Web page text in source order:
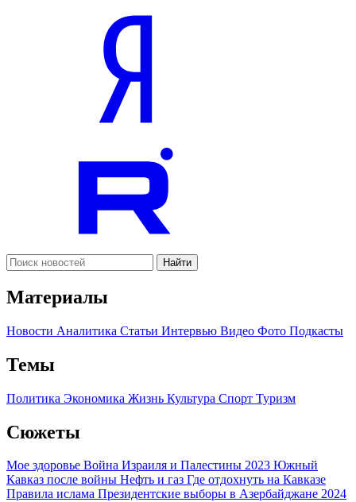
Найти
Материалы
Новости Аналитика Статьи Интервью Видео Фото Подкасты
Темы
Политика Экономика Жизнь Культура Спорт Туризм
Сюжеты
Мое здоровье Война Израиля и Палестины 2023 Южный
Кавказ после войны Нефть и газ Где отдохнуть на Кавказе
Правила ислама Президентские выборы в Азербайджане 2024